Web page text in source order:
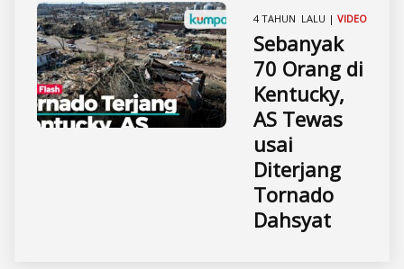
4 TAHUN LALU | VIDEO
Sebanyak
70 Orang di
Kentucky,
AS Tewas
usai
Diterjang
Tornado
Dahsyat